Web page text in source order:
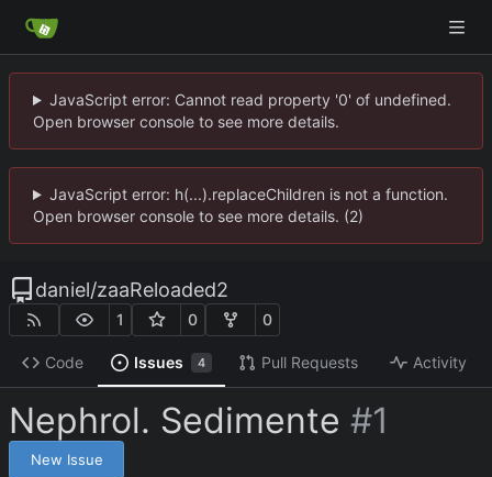
JavaScript error: Cannot read property '0' of undefined.
Open browser console to see more details.
JavaScript error: h(...).replaceChildren is not a function.
Open browser console to see more details. (2)
daniel/zaaReloaded2
1 0 0
Code Issues 4 Pull Requests Activity
Nephrol. Sedimente #1
New Issue